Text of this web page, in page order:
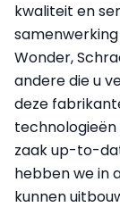
kwaliteit en
Wonder,
andere die u
deze
technologieën
zaak up-to-
hebben we in
kunnen